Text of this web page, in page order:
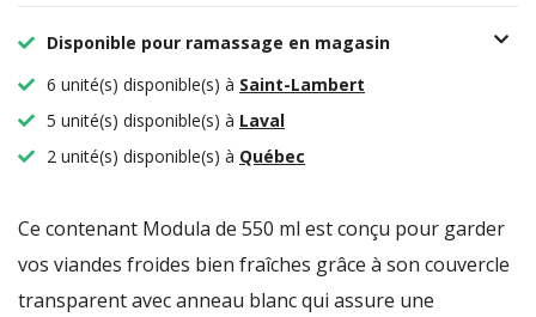
Disponible pour ramassage en magasin
6 unité(s) disponible(s) à Saint-Lambert
5 unité(s) disponible(s) à Laval
2 unité(s) disponible(s) à Québec
Ce contenant Modula de 550 ml est conçu pour garder
vos viandes froides bien fraîches grâce à son couvercle
transparent avec anneau blanc qui assure une